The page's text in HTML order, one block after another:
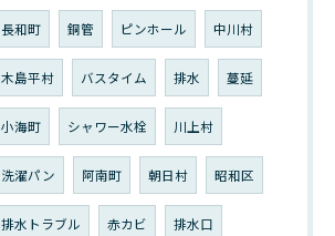
長和町 銅管 ピンホール 中川村
木島平村 バスタイム 排水 蔓延
小海町 シャワー水栓 川上村
洗濯パン 阿南町 朝日村 昭和区
排水トラブル 赤カビ 排水口